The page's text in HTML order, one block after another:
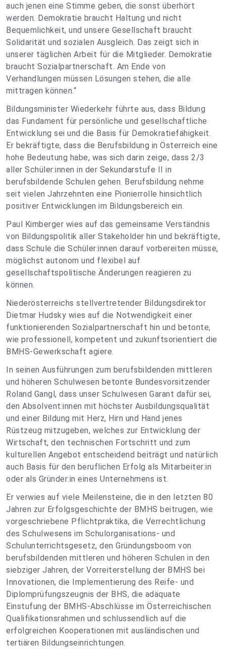
auch jenen eine Stimme geben, die sonst überhört
werden. Demokratie braucht Haltung und nicht
Bequemlichkeit, und unsere Gesellschaft braucht
Solidarität und sozialen Ausgleich. Das zeigt sich in
unserer täglichen Arbeit für die Mitglieder. Demokratie
braucht Sozialpartnerschaft. Am Ende von
Verhandlungen müssen Lösungen stehen, die alle
mittragen können.“
Bildungsminister Wiederkehr führte aus, dass Bildung
das Fundament für persönliche und gesellschaftliche
Entwicklung sei und die Basis für Demokratiefähigkeit.
Er bekräftigte, dass die Berufsbildung in Österreich eine
hohe Bedeutung habe, was sich darin zeige, dass 2/3
aller Schüler:innen in der Sekundarstufe II in
berufsbildende Schulen gehen. Berufsbildung nehme
seit vielen Jahrzehnten eine Pionierrolle hinsichtlich
positiver Entwicklungen im Bildungsbereich ein.
Paul Kimberger wies auf das gemeinsame Verständnis
von Bildungspolitik aller Stakeholder hin und bekräftigte,
dass Schule die Schüler:innen darauf vorbereiten müsse,
möglichst autonom und flexibel auf
gesellschaftspolitische Änderungen reagieren zu
können.
Niederösterreichs stellvertretender Bildungsdirektor
Dietmar Hudsky wies auf die Notwendigkeit einer
funktionierenden Sozialpartnerschaft hin und betonte,
wie professionell, kompetent und zukunftsorientiert die
BMHS-Gewerkschaft agiere.
In seinen Ausführungen zum berufsbildenden mittleren
und höheren Schulwesen betonte Bundesvorsitzender
Roland Gangl, dass unser Schulwesen Garant dafür sei,
den Absolvent:innen mit höchster Ausbildungsqualität
und einer Bildung mit Herz, Hirn und Hand jenes
Rüstzeug mitzugeben, welches zur Entwicklung der
Wirtschaft, den technischen Fortschritt und zum
kulturellen Angebot entscheidend beiträgt und natürlich
auch Basis für den beruflichen Erfolg als Mitarbeiter:in
oder als Gründer:in eines Unternehmens ist.
Er verwies auf viele Meilensteine, die in den letzten 80
Jahren zur Erfolgsgeschichte der BMHS beitrugen, wie
vorgeschriebene Pflichtpraktika, die Verrechtlichung
des Schulwesens im Schulorganisations- und
Schulunterrichtsgesetz, den Gründungsboom von
berufsbildenden mittleren und höheren Schulen in den
siebziger Jahren, der Vorreiterstellung der BMHS bei
Innovationen, die Implementierung des Reife- und
Diplomprüfungszeugnis der BHS, die adäquate
Einstufung der BMHS-Abschlüsse im Österreichischen
Qualifikationsrahmen und schlussendlich auf die
erfolgreichen Kooperationen mit ausländischen und
tertiären Bildungseinrichtungen.